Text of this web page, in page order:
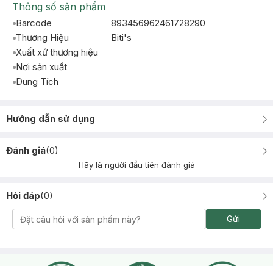
Thông số sản phẩm
Barcode
893456962461728290
Thương Hiệu
Biti's
Xuất xứ thương hiệu
Nơi sản xuất
Dung Tích
Hướng dẫn sử dụng
Đánh giá(0)
Hãy là người đầu tiên đánh giá
Hỏi đáp(0)
Gửi